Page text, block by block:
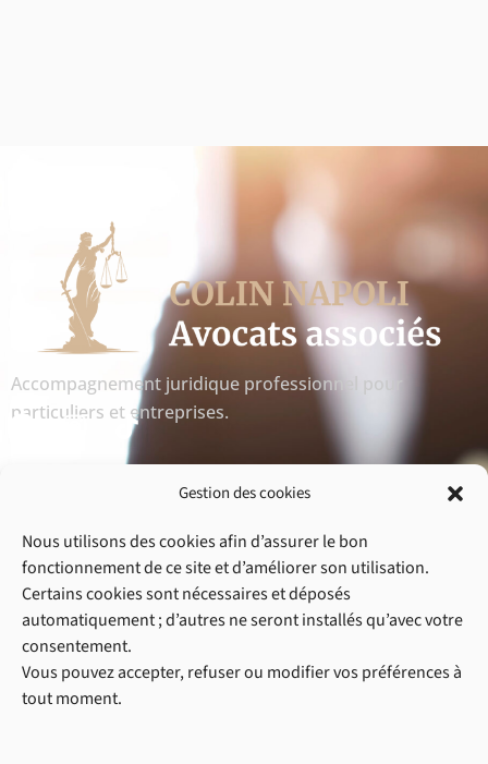
Gestion des cookies
Nous utilisons des cookies afin d’assurer le bon
fonctionnement de ce site et d’améliorer son utilisation.
Certains cookies sont nécessaires et déposés
automatiquement ; d’autres ne seront installés qu’avec votre
consentement.
Vous pouvez accepter, refuser ou modifier vos préférences à
tout moment.
Accompagnement juridique professionnel pour
particuliers et entreprises.
F
b
o
o
k
I
a
g
r
a
m
• A propos
• Blog
• Articles de presse
• Contact
Domaines de pratique
• Droit pénal
• Droit civil
• Droit commercial